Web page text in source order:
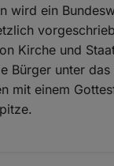
wird ein
Kirche und
Bürger unter
mit einem